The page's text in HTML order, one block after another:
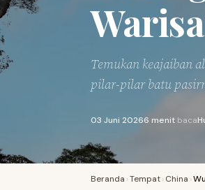
Temukan keajaiban
pilar-pilar batu
03 Juni 20266 menit baca
Beranda ›Tempat›China ›